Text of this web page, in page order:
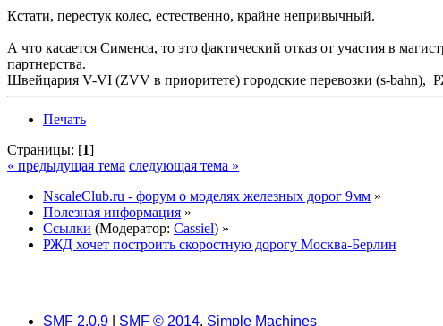
Кстати, перестук колес, естественно, крайне непривычный.
А что касается Сименса, то это фактический отказ от участия в
партнерства.
Швейцария V-VI (ZVV в приоритете) городские перевозки (s-bahn),
Печать
Страницы: [1]
« предыдущая тема следующая тема »
NscaleClub.ru - форум о моделях железных дорог 9мм »
Полезная информация »
Ссылки (Модератор: Cassiel) »
РЖД хочет построить скоростную дорогу Москва-Берлин
SMF 2.0.9 SMF © 2014, Simple Machines